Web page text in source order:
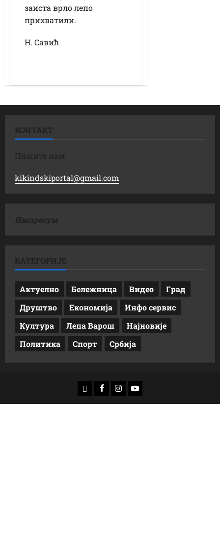
заиста врло лепо
прихватили.
Н. Савић
КОНТАКТ
Пишите нам
kikindskiportal@gmail.com
Импресум
КАТЕГОРИЈЕ
Актуелно Бележница Видео
Град
Друштво
Економија
Инфо сервис
Култура
Лепа Варош
Најновије
Политика
Спорт Србија
доwнлоад
Фацебоок
Инстаграм
Yоутубе